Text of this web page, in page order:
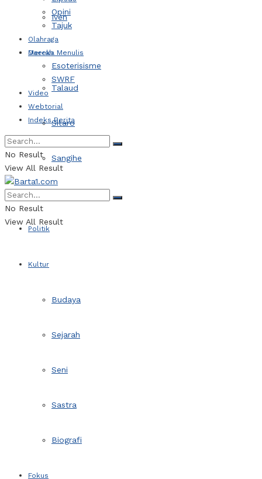
Iven
Daerah
Talaud
Sitaro
Sangihe
Politik
Kultur
Budaya
Sejarah
Seni
Sastra
Biografi
Fokus
Opini
Tajuk
Olahraga
Mereka Menulis
Esoterisisme
SWRF
Video
Webtorial
Indeks Berita
No Result
View All Result
No Result
View All Result